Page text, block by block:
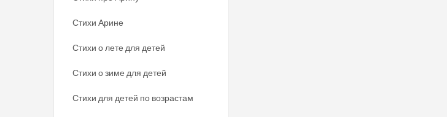
Стихи Арине
Стихи о лете для детей
Стихи о зиме для детей
Стихи для детей по возрастам